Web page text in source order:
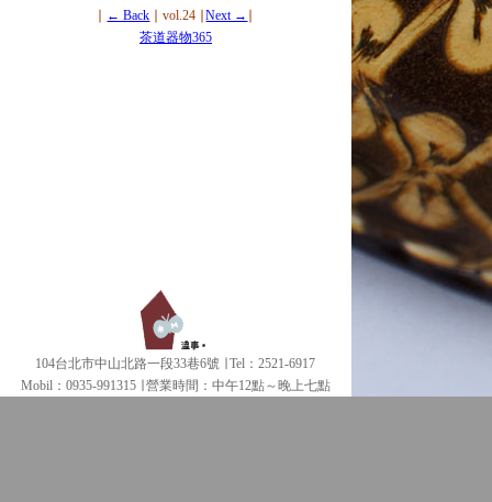
← Back ∣ vol.24 ∣Next →
茶道器物365
104台北市中山北路一段33巷6號 ∣ Tel：2521-6917
Mobil：0935-991315 ∣
營業時間：中午12點～晚上七點